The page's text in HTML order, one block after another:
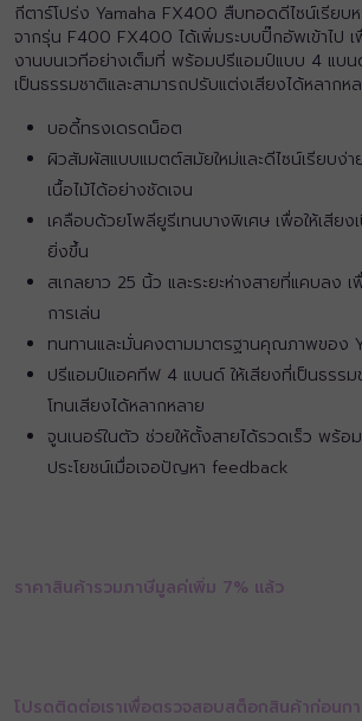
กีตาร์โปร่ง Yamaha FX400 สืบทอดดีไซน์เรียบ
จากรุ่น F400 FX400 ได้เพิ่มระบบปิ๊กอัพเข้าไป เ
งานบนเวทีอย่างเต็มที่ พร้อมปรีแอมป์แบบ 4 แบน
เป็นธรรมชาติและสามารถปรับแต่งเสียงได้หลากห
บอดี้ทรงเดรดน็อต
ผิวสัมผัสแบบแมตต์สมัยใหม่และดีไซน์เรียบง่
เนื้อไม้ได้อย่างชัดเจน
เคลือบด้วยโพลียูรีเทนบางพิเศษ เพื่อให้เสียง
ยิ่งขึ้น
สเกลยาว 25 นิ้ว และระยะห่างสายที่แคบลง
การเล่น
ทนทานและมั่นคงตามมาตรฐานคุณภาพของ
ปรีแอมป์แอคทีฟ 4 แบนด์ ให้เสียงที่เป็นธรรม
โทนเสียงได้หลากหลาย
จูนเนอร์ในตัว ช่วยให้ตั้งสายได้รวดเร็ว พร้
ประโยชน์เมื่อเจอปัญหา feedback
ราคาสินค้ารวมภาษีมูลค่เพิ่ม 7% แล้ว
โปรดติดต่อเราเพื่อตรวจสอบสต็อกสินค้าก่อน